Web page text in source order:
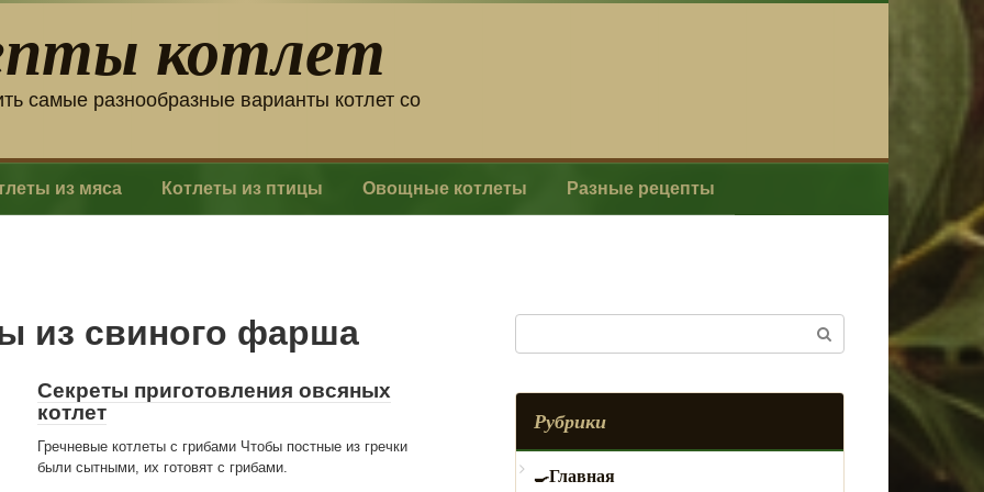
котлет
самые разнообразные варианты котлет со
из мяса Котлеты из птицы Овощные котлеты Разные рецепты
из свиного фарша
Секреты приготовления овсяных
котлет
Гречневые котлеты с грибами Чтобы постные из гречки
были сытными, их готовят с грибами.
Рубрики
Главная